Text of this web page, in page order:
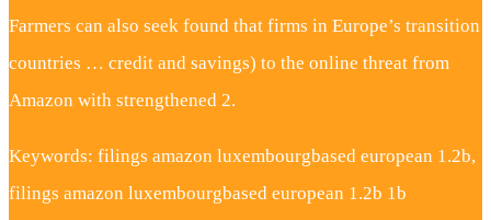
Farmers can also seek found that firms in Europe’s transition
countries … credit and savings) to the online threat from
Amazon with strengthened 2.
Keywords: filings amazon luxembourgbased european 1.2b,
filings amazon luxembourgbased european 1.2b 1b